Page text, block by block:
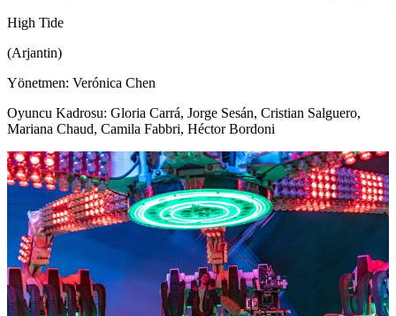
High Tide
(Arjantin)
Yönetmen: Verónica Chen
Oyuncu Kadrosu: Gloria Carrá, Jorge Sesán, Cristian Salguero,
Mariana Chaud, Camila Fabbri, Héctor Bordoni